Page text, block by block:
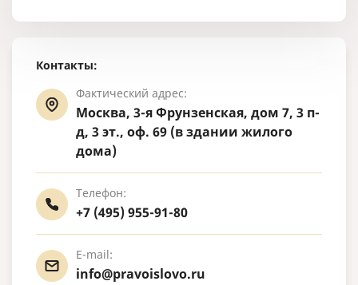
Контакты:
Фактический адрес:
Москва, 3-я Фрунзенская, дом 7, 3 п-
д, 3 эт., оф. 69 (в здании жилого
дома)
Телефон:
+7 (495) 955-91-80
E-mail:
info@pravoislovo.ru